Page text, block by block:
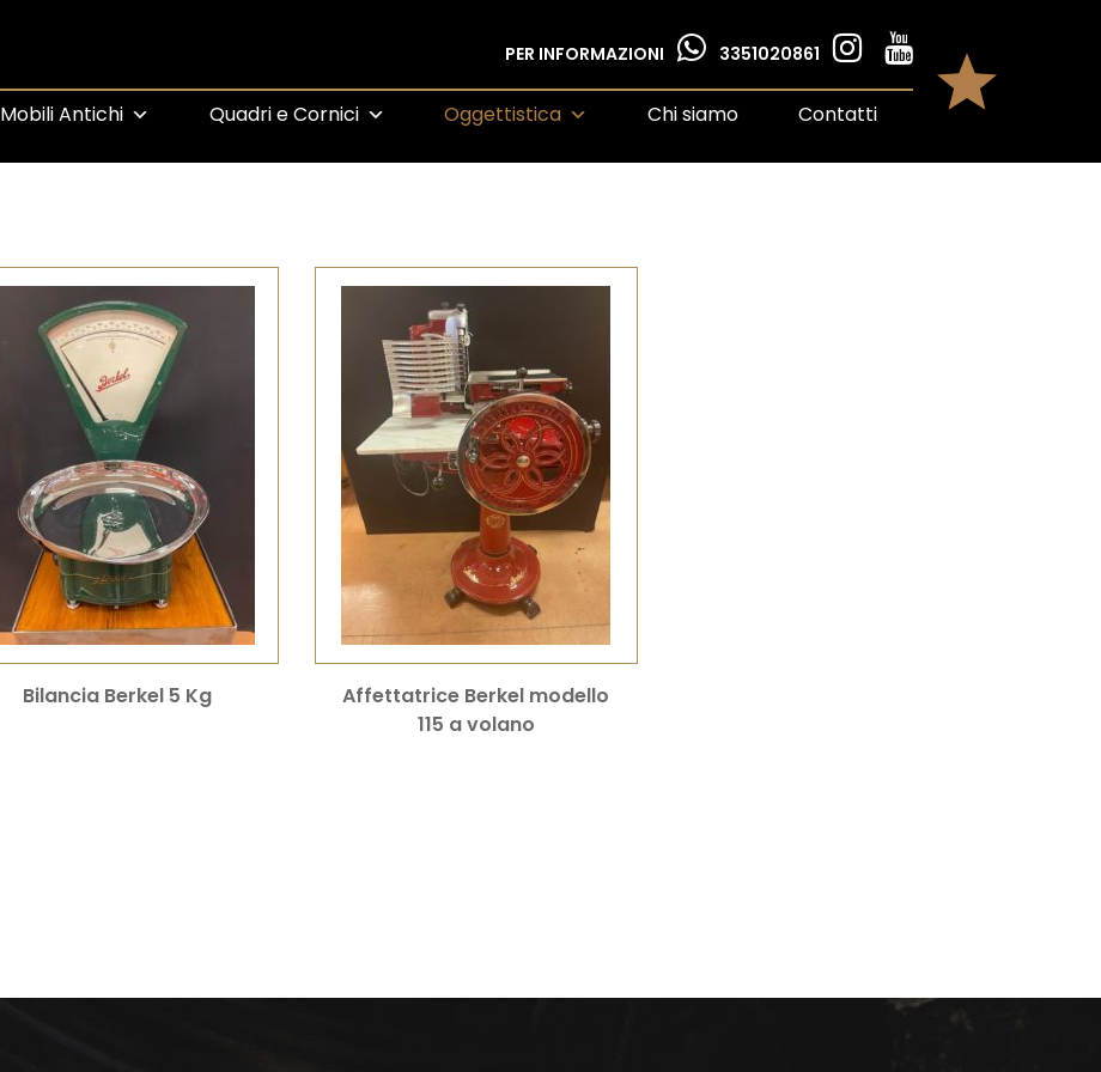
PER INFORMAZIONI 3351020861
Mobili Antichi Quadri e Cornici Oggettistica Chi siamo Contatti
Bilancia Berkel 5 Kg
Affettatrice Berkel modello
115 a volano